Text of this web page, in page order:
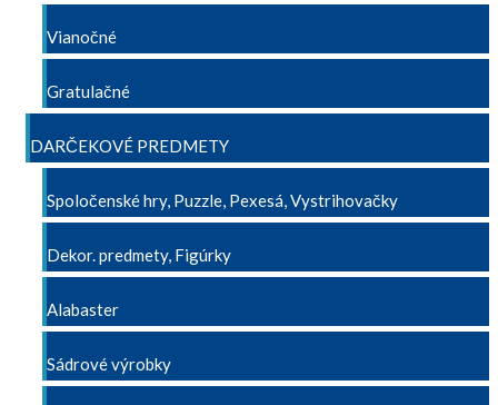
Vianočné
Gratulačné
DARČEKOVÉ PREDMETY
Spoločenské hry, Puzzle, Pexesá, Vystrihovačky
Dekor. predmety, Figúrky
Alabaster
Sádrové výrobky